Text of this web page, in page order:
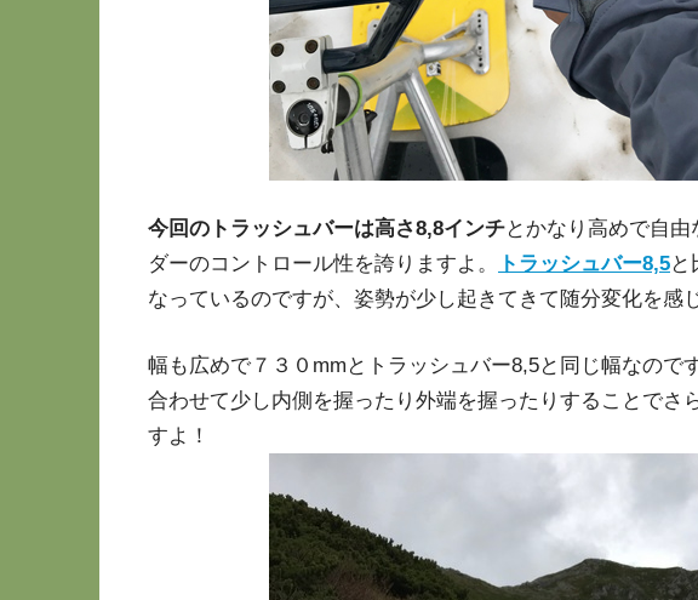
今回のトラッシュバーは高さ8,8インチとかなり高めで自
ダーのコントロール性を誇りますよ。
トラッシュバー8,5と
なっているのですが、姿勢が少し起きてきて随分変化を感
幅も広めで７３０mmとトラッシュバー8,5と同じ幅なので
合わせて少し内側を握ったり外端を握ったりすることでさ
すよ！